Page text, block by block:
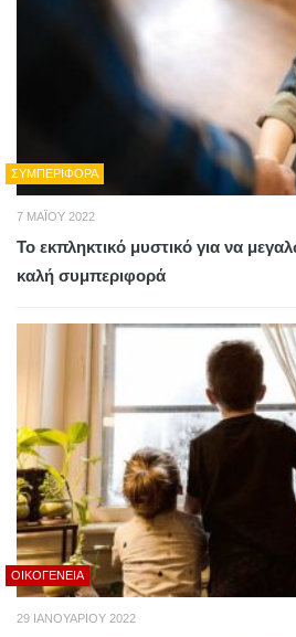
ΣΥΜΠΕΡΙΦΟΡΆ
7 ΜΑΪ́ΟΥ 2022
Το εκπληκτικό μυστικό για να
καλή συμπεριφορά
ΟΙΚΟΓΈΝΕΙΑ
29 ΙΑΝΟΥΑΡΊΟΥ 2022